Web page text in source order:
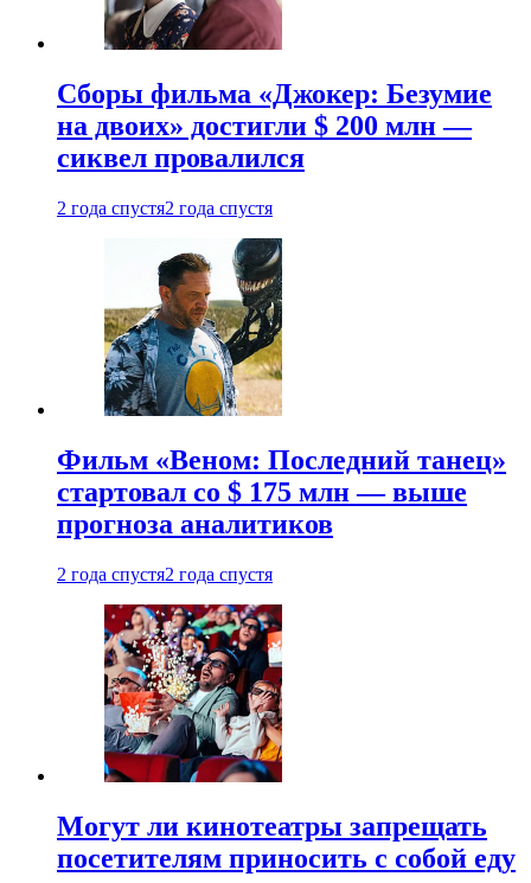
Сборы фильма «Джокер: Безумие
на двоих» достигли $ 200 млн —
сиквел провалился
2 года спустя2 года спустя
Фильм «Веном: Последний танец»
стартовал со $ 175 млн — выше
прогноза аналитиков
2 года спустя2 года спустя
Могут ли кинотеатры запрещать
посетителям приносить с собой еду